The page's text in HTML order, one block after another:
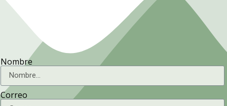
Nombre
Correo